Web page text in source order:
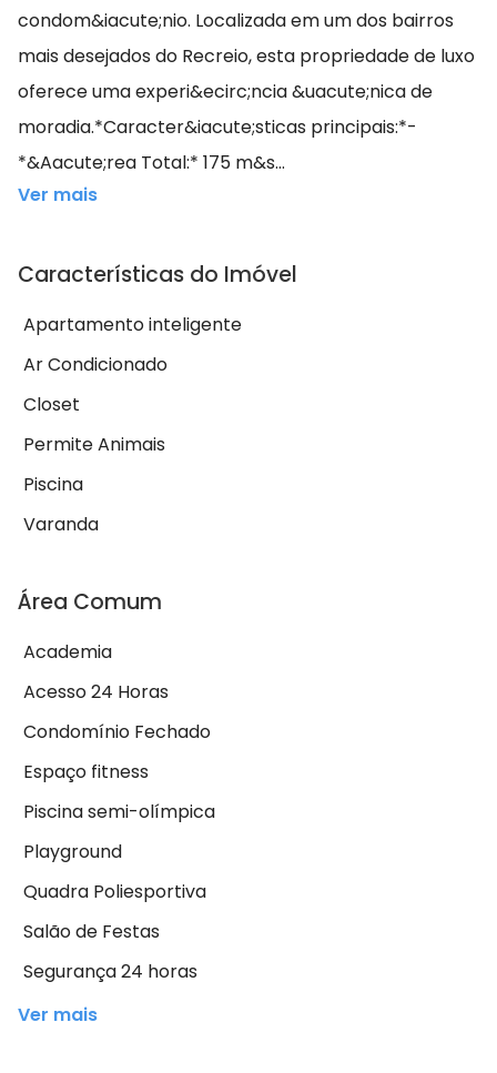
condom&iacute;nio. Localizada em um dos bairros
mais desejados do Recreio, esta propriedade de luxo
oferece uma experi&ecirc;ncia &uacute;nica de
moradia.*Caracter&iacute;sticas principais:*-
*&Aacute;rea Total:* 175 m&s...
Ver mais
Características do Imóvel
Apartamento inteligente
Ar Condicionado
Closet
Permite Animais
Piscina
Varanda
Área Comum
Academia
Acesso 24 Horas
Condomínio Fechado
Espaço fitness
Piscina semi-olímpica
Playground
Quadra Poliesportiva
Salão de Festas
Segurança 24 horas
Ver mais